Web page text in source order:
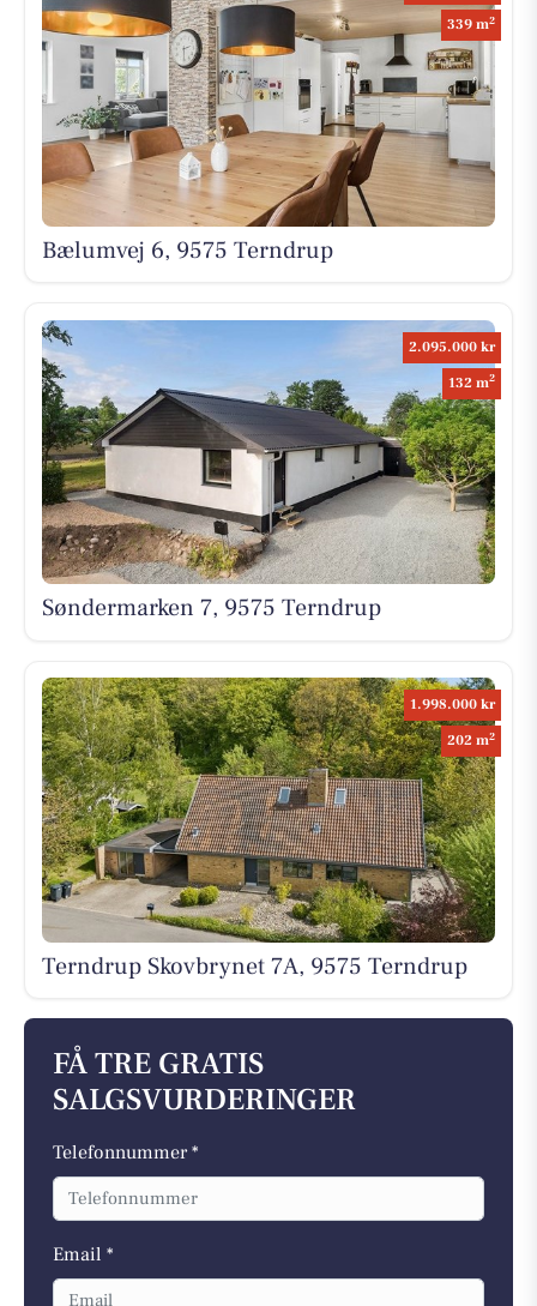
339 m2
Bælumvej 6, 9575 Terndrup
2.095.000 kr
132 m2
Søndermarken 7, 9575 Terndrup
1.998.000 kr
202 m2
Terndrup Skovbrynet 7A, 9575 Terndrup
FÅ TRE GRATIS
SALGSVURDERINGER
Telefonnummer *
Email *